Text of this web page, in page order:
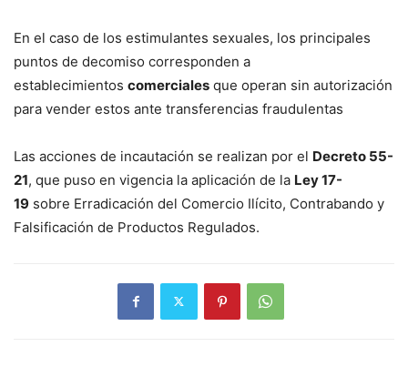
En el caso de los estimulantes sexuales, los principales
puntos de decomiso corresponden a
establecimientos comerciales que operan sin autorización
para vender estos ante transferencias fraudulentas
Las acciones de incautación se realizan por el Decreto 55-
21, que puso en vigencia la aplicación de la Ley 17-
19 sobre Erradicación del Comercio Ilícito, Contrabando y
Falsificación de Productos Regulados.